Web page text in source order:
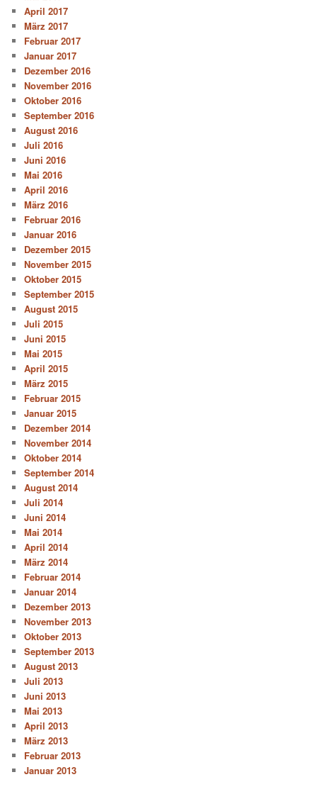
April 2017
März 2017
Februar 2017
Januar 2017
Dezember 2016
November 2016
Oktober 2016
September 2016
August 2016
Juli 2016
Juni 2016
Mai 2016
April 2016
März 2016
Februar 2016
Januar 2016
Dezember 2015
November 2015
Oktober 2015
September 2015
August 2015
Juli 2015
Juni 2015
Mai 2015
April 2015
März 2015
Februar 2015
Januar 2015
Dezember 2014
November 2014
Oktober 2014
September 2014
August 2014
Juli 2014
Juni 2014
Mai 2014
April 2014
März 2014
Februar 2014
Januar 2014
Dezember 2013
November 2013
Oktober 2013
September 2013
August 2013
Juli 2013
Juni 2013
Mai 2013
April 2013
März 2013
Februar 2013
Januar 2013